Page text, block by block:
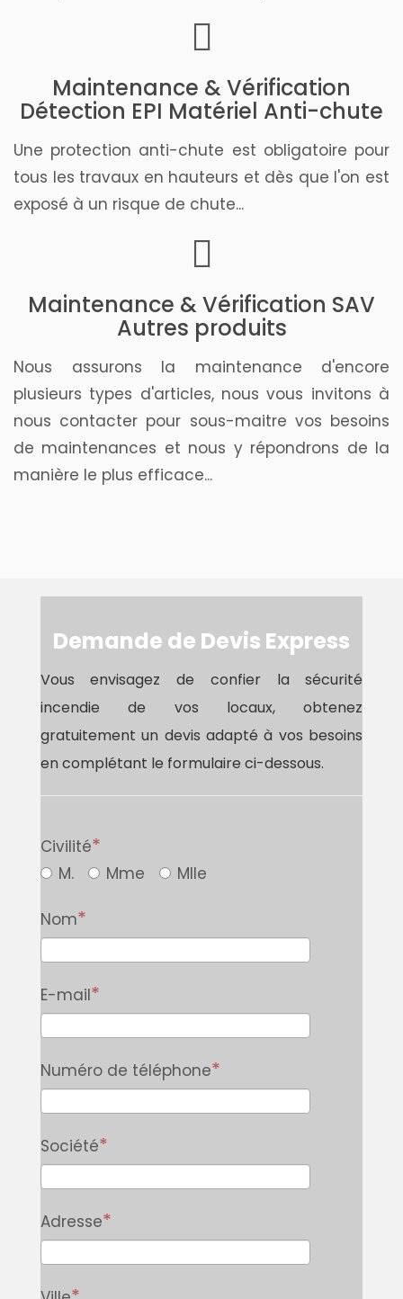
Maintenance & Vérification
Détection EPI Matériel Anti-chute
Une protection anti-chute est obligatoire pour
tous les travaux en hauteurs et dès que l'on est
exposé à un risque de chute...
Maintenance & Vérification SAV
Autres produits
Nous assurons la maintenance d'encore
plusieurs types d'articles, nous vous invitons à
nous contacter pour sous-maitre vos besoins
de maintenances et nous y répondrons de la
manière le plus efficace...
Demande de Devis Express
Vous envisagez de confier la sécurité
incendie de vos locaux, obtenez
gratuitement un devis adapté à vos besoins
en complétant le formulaire ci-dessous.
Civilité
M.
Mme Mlle
Nom
E-mail
Numéro de téléphone
Société
Adresse